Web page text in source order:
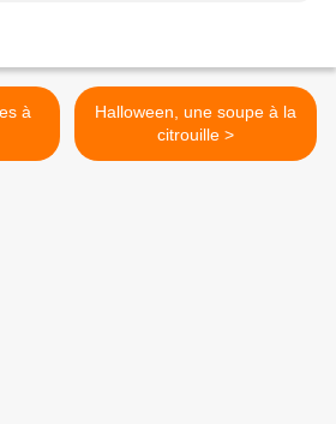
Halloween, une soupe à la
citrouille >